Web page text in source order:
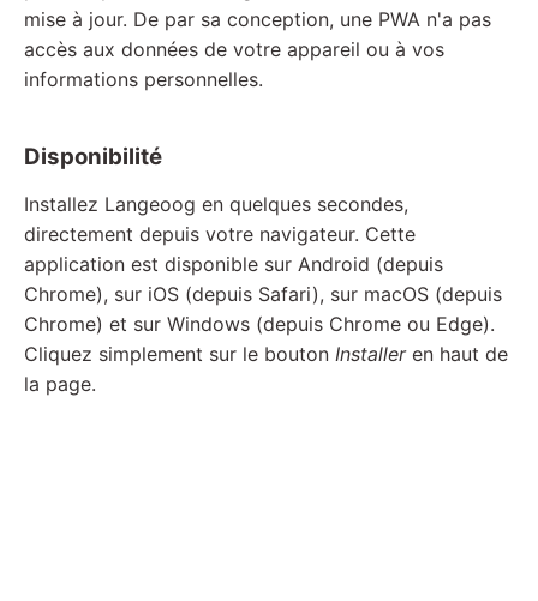
mise à jour. De par sa conception, une PWA n'a pas
accès aux données de votre appareil ou à vos
informations personnelles.
Disponibilité
Installez Langeoog en quelques secondes,
directement depuis votre navigateur. Cette
application est disponible sur Android (depuis
Chrome), sur iOS (depuis Safari), sur macOS (depuis
Chrome) et sur Windows (depuis Chrome ou Edge).
Cliquez simplement sur le bouton Installeren haut de
la page.